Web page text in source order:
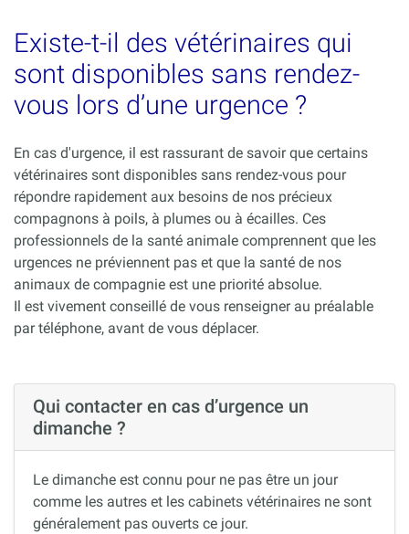
Existe-t-il des vétérinaires qui
sont disponibles sans rendez-
vous lors d’une urgence ?
En cas d'urgence, il est rassurant de savoir que certains
vétérinaires sont disponibles sans rendez-vous pour
répondre rapidement aux besoins de nos précieux
compagnons à poils, à plumes ou à écailles. Ces
professionnels de la santé animale comprennent que les
urgences ne préviennent pas et que la santé de nos
animaux de compagnie est une priorité absolue.
Il est vivement conseillé de vous renseigner au préalable
par téléphone, avant de vous déplacer.
Qui contacter en cas d’urgence un
dimanche ?
Le dimanche est connu pour ne pas être un jour
comme les autres et les cabinets vétérinaires ne sont
généralement pas ouverts ce jour.